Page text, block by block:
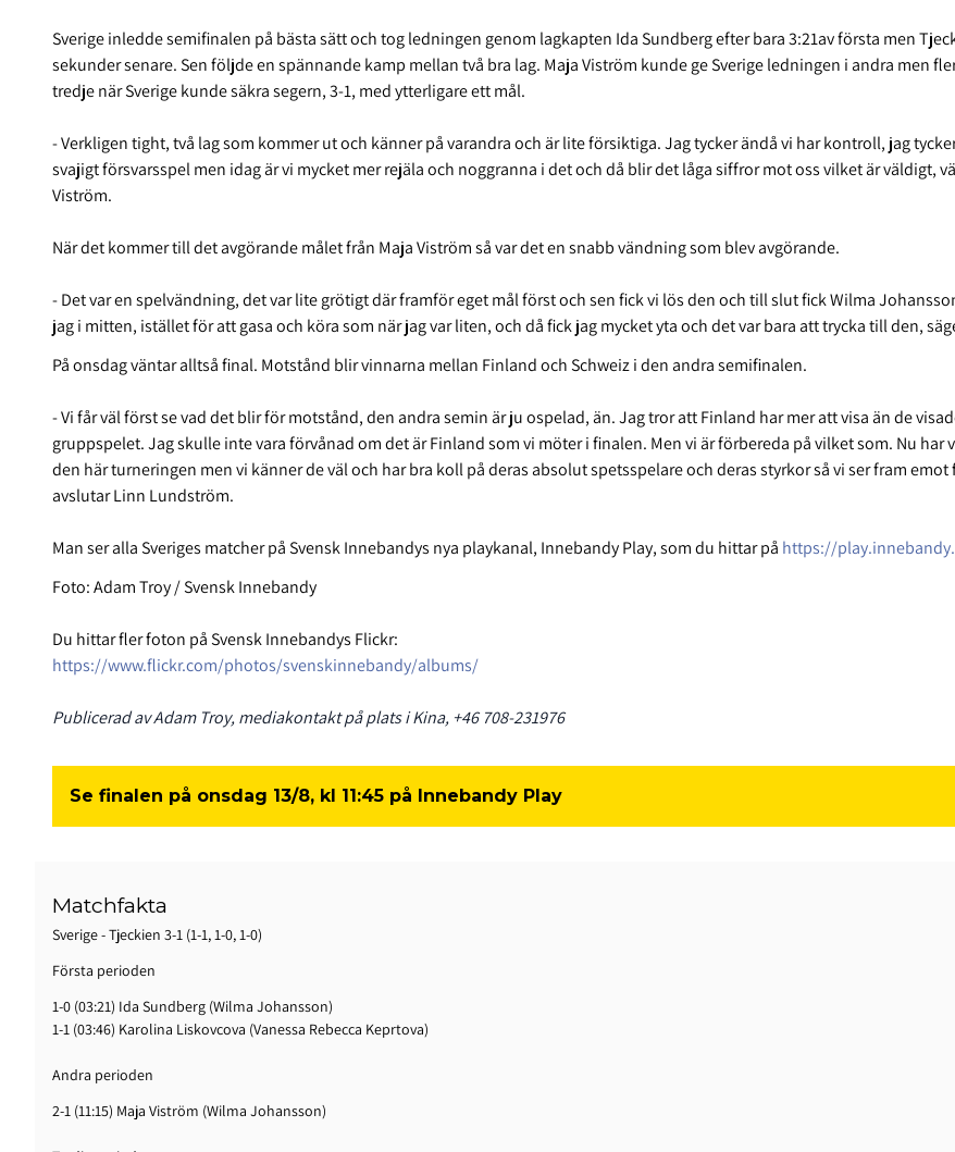
Sverige inledde semifinalen på bästa sätt och tog ledningen genom lagkapten Ida Sundberg efter bara 3:21av första men
sekunder senare. Sen följde en spännande kamp mellan två bra lag. Maja Viström kunde ge Sverige ledningen i andra men
tredje när Sverige kunde säkra segern, 3-1, med ytterligare ett mål.
- Verkligen tight, två lag som kommer ut och känner på varandra och är lite försiktiga. Jag tycker ändå vi har kontroll, jag
svajigt försvarsspel men idag är vi mycket mer rejäla och noggranna i det och då blir det låga siffror mot oss vilket är väldigt,
Viström.
När det kommer till det avgörande målet från Maja Viström så var det en snabb vändning som blev avgörande.
- Det var en spelvändning, det var lite grötigt där framför eget mål först och sen fick vi lös den och till slut fick Wilma
jag i mitten, istället för att gasa och köra som när jag var liten, och då fick jag mycket yta och det var bara att trycka till den,
På onsdag väntar alltså final. Motstånd blir vinnarna mellan Finland och Schweiz i den andra semifinalen.
- Vi får väl först se vad det blir för motstånd, den andra semin är ju ospelad, än. Jag tror att Finland har mer att visa än de
gruppspelet. Jag skulle inte vara förvånad om det är Finland som vi möter i finalen. Men vi är förbereda på vilket som. Nu har
den här turneringen men vi känner de väl och har bra koll på deras absolut spetsspelare och deras styrkor så vi ser fram
avslutar Linn Lundström.
Man ser alla Sveriges matcher på Svensk Innebandys nya playkanal, Innebandy Play, som du hittar på https://
Foto: Adam Troy / Svensk Innebandy
Du hittar fler foton på Svensk Innebandys Flickr:
https://www.flickr.com/photos/svenskinnebandy/albums/
Publicerad av Adam Troy, mediakontakt på plats i Kina, +46 708-231976
Se finalen på onsdag 13/8, kl 11:45 på Innebandy Play
Matchfakta
Sverige - Tjeckien 3-1 (1-1, 1-0, 1-0)
Första perioden
1-0 (03:21) Ida Sundberg (Wilma Johansson)
1-1 (03:46) Karolina Liskovcova (Vanessa Rebecca Keprtova)
Andra perioden
2-1 (11:15) Maja Viström (Wilma Johansson)